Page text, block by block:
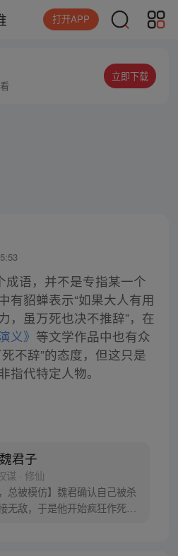
打开APP
立即下载
成语，并不是专指某一个
有貂蝉表示“如果大人有用
，虽万死也决不推辞”，在
义》 等文学作品中也有众
不辞”的态度，但这只是
指代特定人物。
君子
谋 · 修仙
总被模仿】魏君确认自己被杀
无敌，于是他开始疯狂作死。